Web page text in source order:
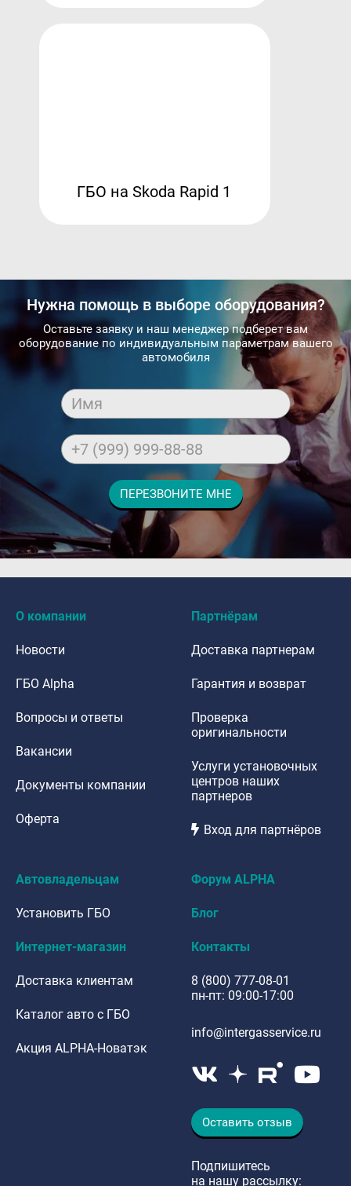
ГБО на Skoda Rapid 1
Нужна помощь в выборе оборудования?
Оставьте заявку и наш менеджер подберет вам
оборудование по индивидуальным параметрам вашего
автомобиля
Имя
+7 (999) 999-88-88
ПЕРЕЗВОНИТЕ МНЕ
О компании
Новости
ГБО Alpha
Вопросы и ответы
Вакансии
Документы компании
Оферта
Партнёрам
Доставка партнерам
Гарантия и возврат
Проверка
оригинальности
Услуги установочных
центров наших
партнеров
Вход для партнёров
Автовладельцам
Установить ГБО
Интернет-магазин
Доставка клиентам
Каталог авто с ГБО
Акция ALPHA-Новатэк
Форум ALPHA
Блог
Контакты
8 (800) 777-08-01
пн-пт: 09:00-17:00
info@intergasservice.ru
Оставить отзыв
Подпишитесь
на нашу рассылку: